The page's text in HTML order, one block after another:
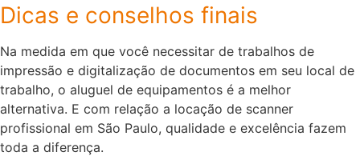
Dicas e conselhos finais
Na medida em que você necessitar de trabalhos de
impressão e digitalização de documentos em seu local de
trabalho, o aluguel de equipamentos é a melhor
alternativa. E com relação a locação de scanner
profissional em São Paulo, qualidade e excelência fazem
toda a diferença.